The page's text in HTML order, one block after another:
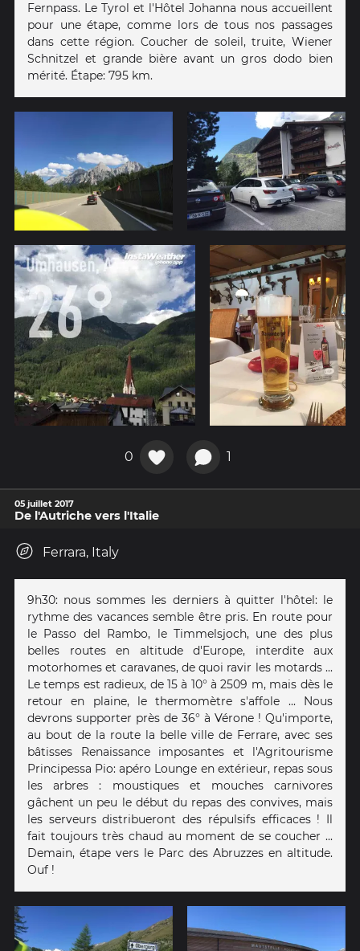
Fernpass. Le Tyrol et l'Hôtel Johanna nous accueillent
pour une étape, comme lors de tous nos passages
dans cette région. Coucher de soleil, truite, Wiener
Schnitzel et grande bière avant un gros dodo bien
mérité. Étape: 795 km.
0 1
05 juillet 2017
De l'Autriche vers l'Italie
Ferrara, Italy
9h30: nous sommes les derniers à quitter l'hôtel: le
rythme des vacances semble être pris. En route pour
le Passo del Rambo, le Timmelsjoch, une des plus
belles routes en altitude d'Europe, interdite aux
motorhomes et caravanes, de quoi ravir les motards ...
Le temps est radieux, de 15 à 10° à 2509 m, mais dès le
retour en plaine, le thermomètre s'affole ... Nous
devrons supporter près de 36° à Vérone ! Qu'importe,
au bout de la route la belle ville de Ferrare, avec ses
bâtisses Renaissance imposantes et l'Agritourisme
Principessa Pio: apéro Lounge en extérieur, repas sous
les arbres : moustiques et mouches carnivores
gâchent un peu le début du repas des convives, mais
les serveurs distribueront des répulsifs efficaces ! Il
fait toujours très chaud au moment de se coucher ...
Demain, étape vers le Parc des Abruzzes en altitude.
Ouf !